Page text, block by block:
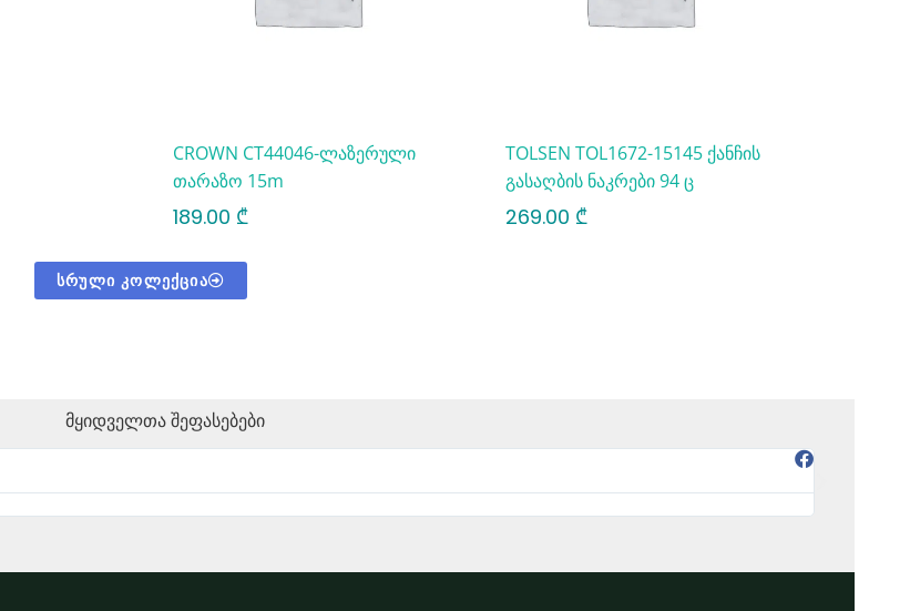
CROWN CT44046-ლაზერული
თარაზო 15m
189.00 ₾
TOLSEN TOL1672-15145 ქანჩის
გასაღბის ნაკრები 94 ც
269.00 ₾
ᲡᲠᲣᲚᲘ ᲙᲝᲚᲔᲥᲪᲘᲐ
მყიდველთა შეფასებები